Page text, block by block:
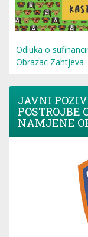
Odluka o
Obrazac Zahtjeva
JAVNI
POSTROJBE
NAMJENE